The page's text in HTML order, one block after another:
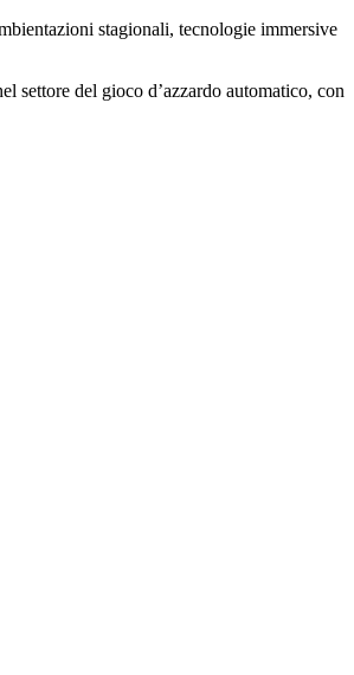
stagionali, tecnologie immersive
settore del gioco d’azzardo automatico, con